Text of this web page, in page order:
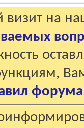
визит на
форума